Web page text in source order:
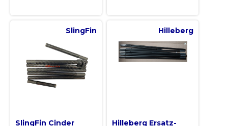
SlingFin
SlingFin Cinder
Hilleberg
Hilleberg Ersatz-